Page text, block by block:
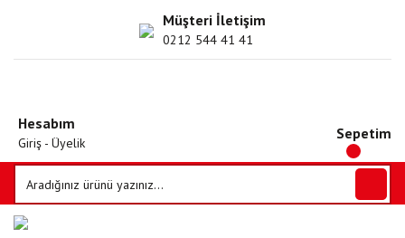
Müşteri İletişim
0212 544 41 41
Hesabım
Giriş - Üyelik
Sepetim